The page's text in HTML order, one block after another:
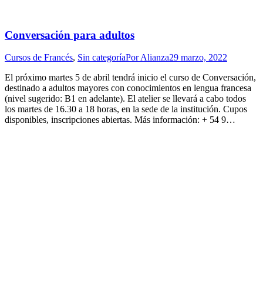
Conversación para adultos
Cursos de Francés, Sin categoríaPorAlianza29 marzo, 2022
El próximo martes 5 de abril tendrá inicio el curso de Conversación,
destinado a adultos mayores con conocimientos en lengua francesa
(nivel sugerido: B1 en adelante). El atelier se llevará a cabo todos
los martes de 16.30 a 18 horas, en la sede de la institución. Cupos
disponibles, inscripciones abiertas. Más información: + 54 9…